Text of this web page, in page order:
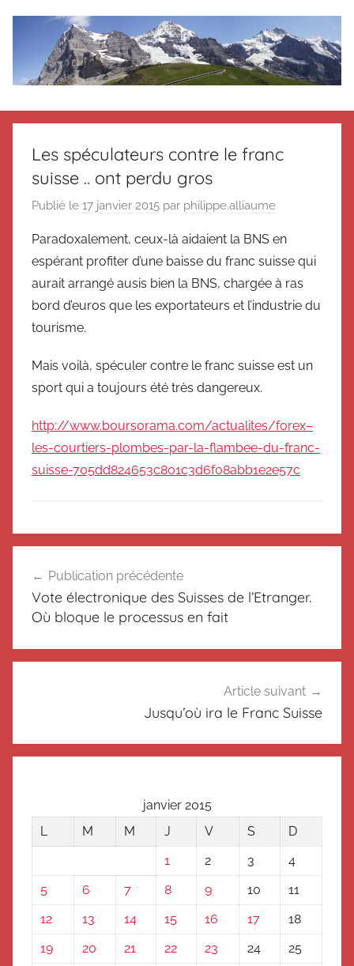
Le
blog
de
Suisse
Magazine
Suisse
Suisse
Messager
Suisse
Les spéculateurs contre le franc
suisse .. ont perdu gros
Publié le 17 janvier 2015 par philippe.alliaume
Paradoxalement, ceux-là aidaient la BNS en
espérant profiter d’une baisse du franc suisse qui
aurait arrangé ausis bien la BNS, chargée à ras
bord d’euros que les exportateurs et l’industrie du
tourisme.
Mais voilà, spéculer contre le franc suisse est un
sport qui a toujours été très dangereux.
http://www.boursorama.com/actualites/forex–
les-courtiers-plombes-par-la-flambee-du-franc-
suisse-705dd824653c801c3d6f08abb1e2e57c
N
c
a
de
l’article
Publication précédente
Vote électronique des Suisses de l’Etranger.
Où bloque le processus en fait
Article suivant
Jusqu’où ira le Franc Suisse
janvier 2015
L
M M J V S
D
1
2 3
4
5
6 7 8 9 10
11
12
13 14 15 16 17
18
19
20 21 22 23 24
25